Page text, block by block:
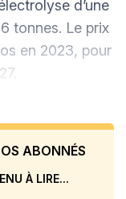
d’une
tonnes. Le prix
en 2023, pour
ABONNÉS
À LIRE...